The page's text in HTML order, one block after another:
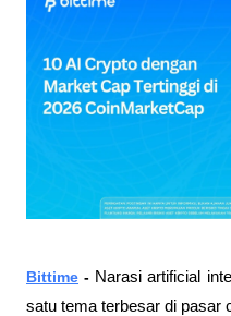
Bittime - Narasi artificial
satu tema terbesar di pasar